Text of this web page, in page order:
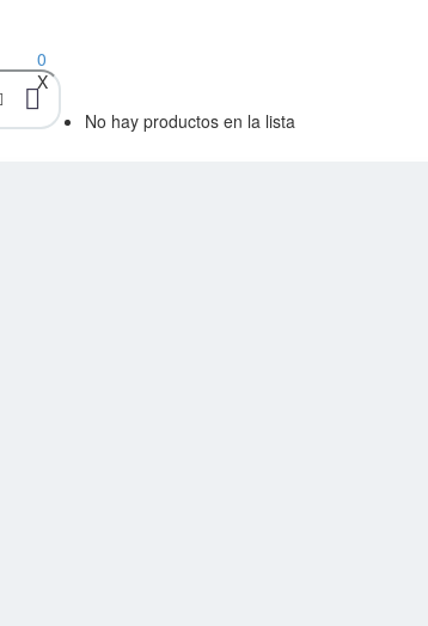
0
X
No hay productos en la lista